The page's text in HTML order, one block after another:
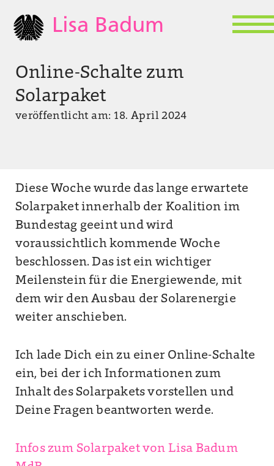
Lisa Badum
Online-Schalte zum
Solarpaket
veröffentlicht am: 18. April 2024
Diese Woche wurde das lange erwartete
Solarpaket innerhalb der Koalition im
Bundestag geeint und wird
voraussichtlich kommende Woche
beschlossen. Das ist ein wichtiger
Meilenstein für die Energiewende, mit
dem wir den Ausbau der Solarenergie
weiter anschieben.
Ich lade Dich ein zu einer Online-Schalte
ein, bei der ich Informationen zum
Inhalt des Solarpakets vorstellen und
Deine Fragen beantworten werde.
Infos zum Solarpaket von Lisa Badum